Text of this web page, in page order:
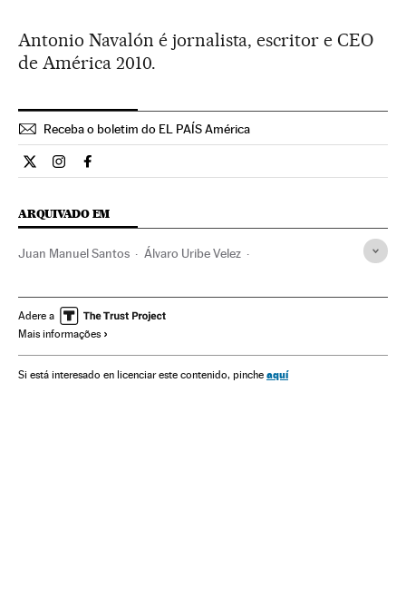
Antonio Navalón é jornalista, escritor e CEO
de América 2010.
Receba o boletim do EL PAÍS América
Opiniao El País Brasil en Twitter
Opiniao El País Brasil en Instagram
Opiniao El País Brasil en Facebook
ARQUIVADO EM
Juan Manuel Santos Álvaro Uribe Velez
Guerrilhas Partidos políticos
América Latina
Terrorismo Conflitos Política
Adere a
Mais informações
Si está interesado en licenciar este contenido, pinche aquí